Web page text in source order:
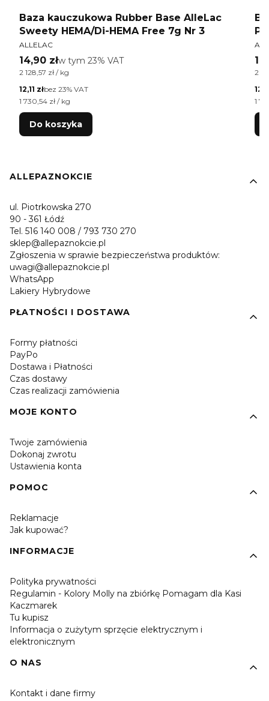
Baza kauczukowa Rubber Base AlleLac
Sweety HEMA/Di-HEMA Free 7g Nr 3
PRODUCENT
ALLELAC
Cena brutto
14,90 złw tym %s VAT
w tym 23% VAT
Cena jednostkowa brutto
2 128,57 zł / kg
Cena netto
12,11 złbez 23% VAT
Cena jednostkowa netto
1 730,54 zł / kg
Do koszyka
2
1
Linki w stopce
ALLEPAZNOKCIE
ul. Piotrkowska 270
90 - 361 Łódź
Tel. 516 140 008 / 793 730 270
sklep@allepaznokcie.pl
Zgłoszenia w sprawie bezpieczeństwa produktów:
uwagi@allepaznokcie.pl
WhatsApp
Lakiery Hybrydowe
PŁATNOŚCI I DOSTAWA
Formy płatności
PayPo
Dostawa i Płatności
Czas dostawy
Czas realizacji zamówienia
MOJE KONTO
Twoje zamówienia
Dokonaj zwrotu
Ustawienia konta
POMOC
Reklamacje
Jak kupować?
INFORMACJE
Polityka prywatności
Regulamin - Kolory Molly na zbiórkę Pomagam dla Kasi
Kaczmarek
Tu kupisz
Informacja o zużytym sprzęcie elektrycznym i
elektronicznym
O NAS
Kontakt i dane firmy